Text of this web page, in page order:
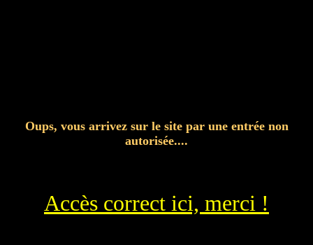
Oups, vous arrivez sur le site par une entrée non
autorisée....
Accès correct ici, merci !